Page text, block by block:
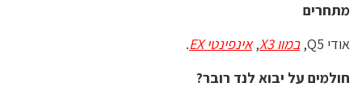
מתחרים
אודי Q5,
במוו X3 ,אינפינטי EX
.
חולמים על יבוא לנד רובר?